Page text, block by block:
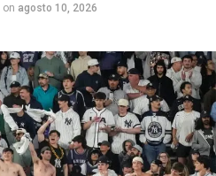
on agosto 10, 2026